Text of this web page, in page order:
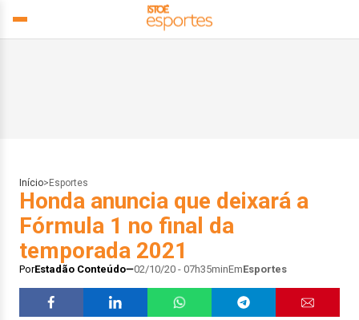
Início> Esportes
Honda anuncia que deixará a
Fórmula 1 no final da
temporada 2021
PorEstadão Conteúdo 02/10/20 - 07h35minEmEsportes